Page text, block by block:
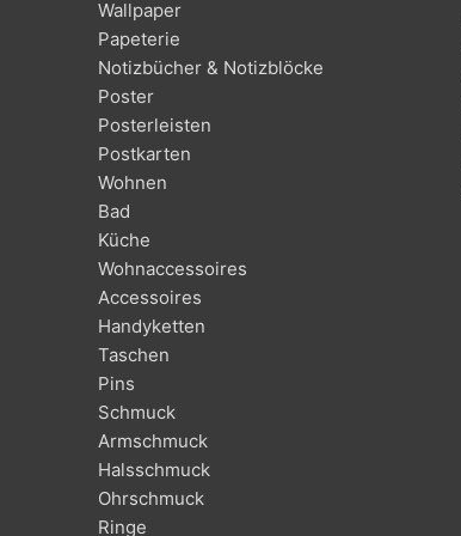
Wallpaper
Papeterie
Notizbücher & Notizblöcke
Poster
Posterleisten
Postkarten
Wohnen
Bad
Küche
Wohnaccessoires
Accessoires
Handyketten
Taschen
Pins
Schmuck
Armschmuck
Halsschmuck
Ohrschmuck
Ringe